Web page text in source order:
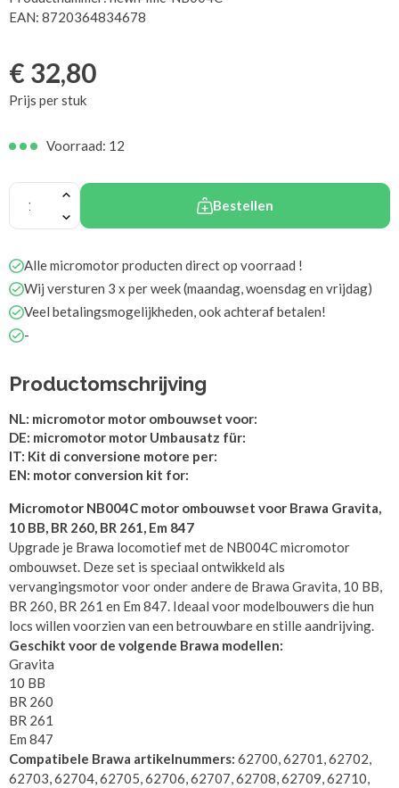
EAN: 8720364834678
€ 32,80
Prijs per stuk
Voorraad: 12
Bestellen
Alle micromotor producten direct op voorraad !
Wij versturen 3 x per week (maandag, woensdag en vrijdag)
Veel betalingsmogelijkheden, ook achteraf betalen!
-
Productomschrijving
NL: micromotor motor ombouwset voor:
DE: micromotor motor Umbausatz für:
IT: Kit di conversione motore per:
EN: motor conversion kit for:
Micromotor NB004C motor ombouwset voor Brawa Gravita,
10 BB, BR 260, BR 261, Em 847
Upgrade je Brawa locomotief met de NB004C micromotor
ombouwset. Deze set is speciaal ontwikkeld als
vervangingsmotor voor onder andere de Brawa Gravita, 10 BB,
BR 260, BR 261 en Em 847. Ideaal voor modelbouwers die hun
locs willen voorzien van een betrouwbare en stille aandrijving.
Geschikt voor de volgende Brawa modellen:
Gravita
10 BB
BR 260
BR 261
Em 847
Compatibele Brawa artikelnummers: 62700, 62701, 62702,
62703, 62704, 62705, 62706, 62707, 62708, 62709, 62710,